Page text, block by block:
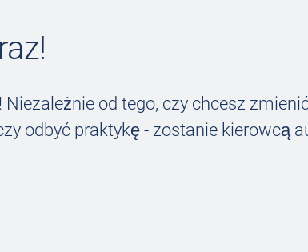
od tego, czy chcesz
odbyć praktykę - zostanie kierowcą